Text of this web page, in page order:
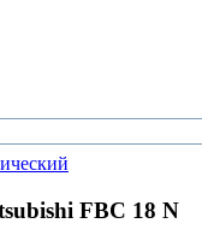
FBC 18 N